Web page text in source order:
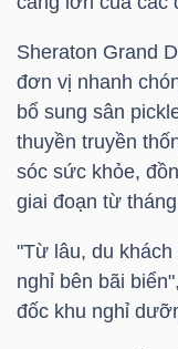
Sheraton Grand
đơn vị nhanh
bổ sung sân
thuyền truyền
sóc sức khỏe,
giai đoạn từ
"Từ lâu, du
nghỉ bên bãi
đốc khu nghỉ
YẾU
TIÊU
DÙNG
THIẾT